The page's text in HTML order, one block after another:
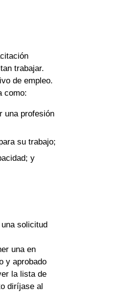
trabajar.
de empleo.
como:
una profesión
su trabajo;
y
solicitud
una en
y aprobado
la lista de
diríjase al